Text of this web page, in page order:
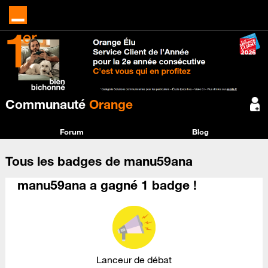
Communauté Orange
Forum Blog
Tous les badges de manu59ana
manu59ana a gagné 1 badge !
Lanceur de débat